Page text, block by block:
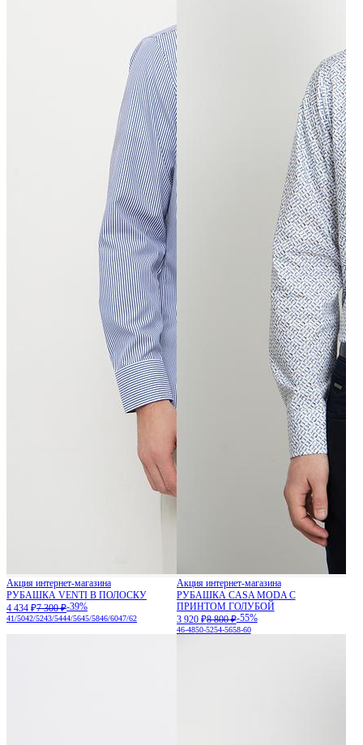
Акция интернет-магазина
РУБАШКА VENTI В ПОЛОСКУ
4 434 ₽7 300 ₽-39%
41/5042/5243/5444/5645/5846/6047/62
Акция интернет-магазина
РУБАШКА CASA MODA С
ПРИНТОМ ГОЛУБОЙ
3 920 ₽8 800 ₽-55%
46-4850-5254-5658-60